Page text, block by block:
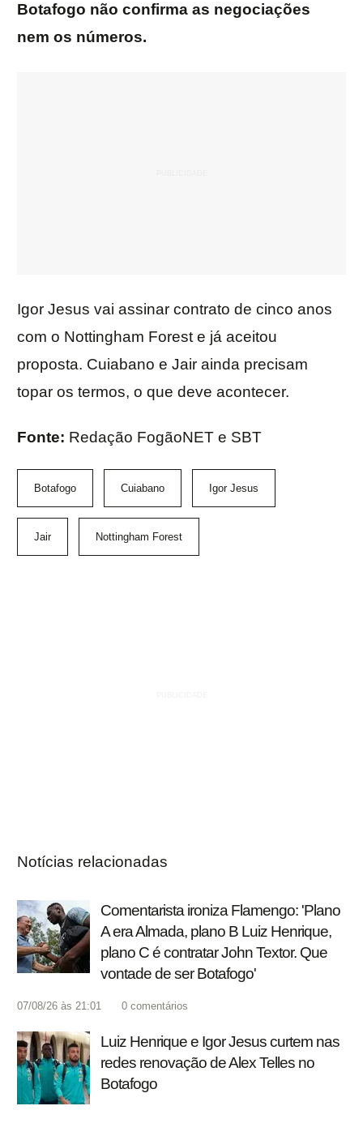
Botafogo não confirma as negociações
nem os números.
Igor Jesus vai assinar contrato de cinco anos
com o Nottingham Forest e já aceitou
proposta. Cuiabano e Jair ainda precisam
topar os termos, o que deve acontecer.
Fonte: Redação FogãoNET e SBT
Botafogo Cuiabano Igor Jesus
Jair Nottingham Forest
Notícias relacionadas
Comentarista ironiza Flamengo: 'Plano
A era Almada, plano B Luiz Henrique,
plano C é contratar John Textor. Que
vontade de ser Botafogo'
07/08/26 às 21:01 0 comentários
Luiz Henrique e Igor Jesus curtem nas
redes renovação de Alex Telles no
Botafogo